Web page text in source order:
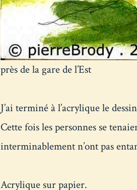
près de la gare de l’Est
J’ai terminé à l’acrylique le
Cette fois les personnes se
interminablement n’ont pas
Acrylique sur papier.